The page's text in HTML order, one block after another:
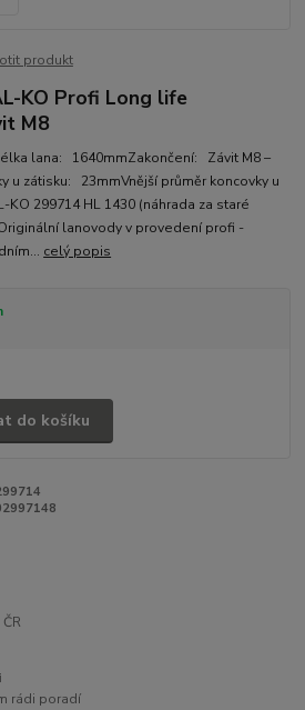
produkt
KO Profi Long life
M8
lana: 1640mmZakončení: Závit M8 –
u zátisku: 23mmVnější průměr koncovky u
299714 HL 1430 (náhrada za staré
lanovody v provedení profi -
celý popis
do košíku
rádi poradí